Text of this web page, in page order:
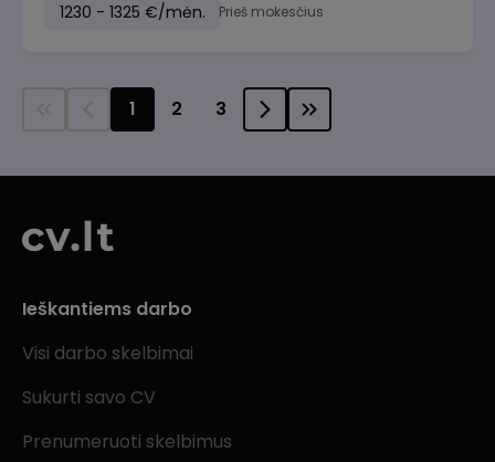
1230 - 1325 €/mėn. Prieš mokesčius
1 2 3
Ieškantiems darbo
Visi darbo skelbimai
Sukurti savo CV
Prenumeruoti skelbimus